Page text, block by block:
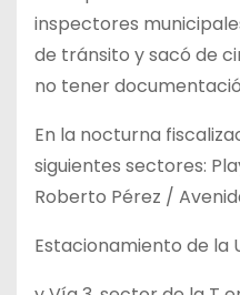
inspectores
de tránsito y sacó de
no tener
En la nocturna
siguientes sectores:
Roberto Pérez /
Estacionamiento de la